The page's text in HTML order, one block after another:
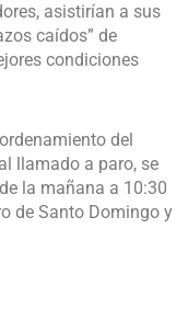
asistirían a sus
caídos” de
condiciones
del
llamado a paro, se
la mañana a 10:30
de Santo Domingo y